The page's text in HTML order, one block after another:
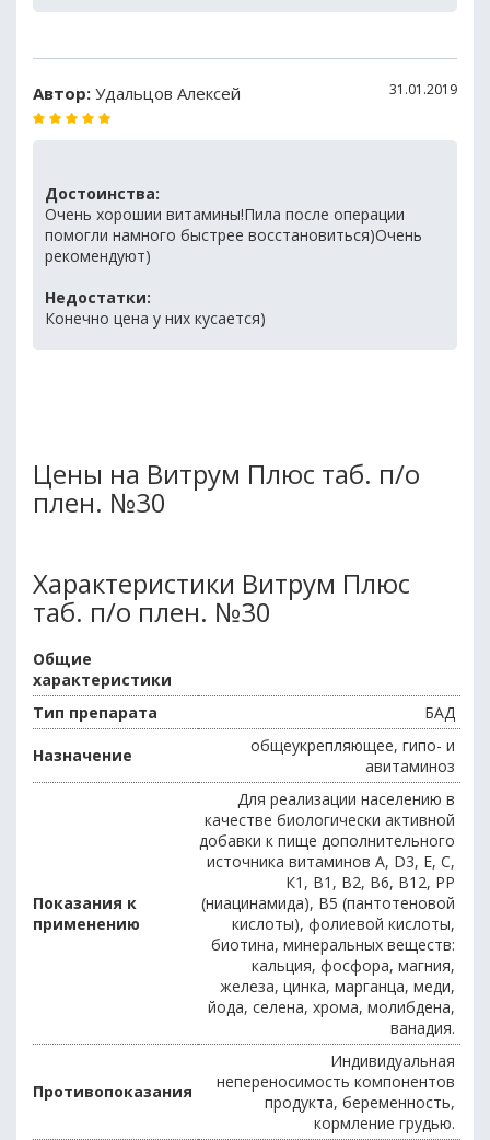
Автор: Удальцов Алексей 31.01.2019
Достоинства:
Очень хорошии витамины!Пила после операции
помогли намного быстрее восстановиться)Очень
рекомендуют)
Недостатки:
Конечно цена у них кусается)
Цены на Витрум Плюс таб. п/о
плен. №30
Характеристики Витрум Плюс
таб. п/о плен. №30
Общие
характеристики
Тип препарата
БАД
Назначение
общеукрепляющее, гипо- и
авитаминоз
Показания к
применению
Для реализации населению в
качестве биологически активной
добавки к пище дополнительного
источника витаминов А, D3, Е, С,
К1, В1, В2, В6, В12, РР
(ниацинамида), В5 (пантотеновой
кислоты), фолиевой кислоты,
биотина, минеральных веществ:
кальция, фосфора, магния,
железа, цинка, марганца, меди,
йода, селена, хрома, молибдена,
ванадия.
Противопоказания
Индивидуальная
непереносимость компонентов
продукта, беременность,
кормление грудью.